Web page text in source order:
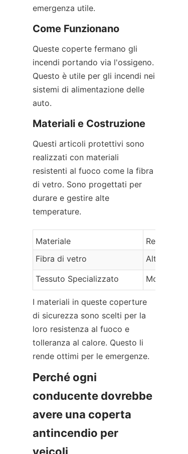
emergenza utile.
Come Funzionano
Queste coperte fermano gli
incendi portando via l'ossigeno.
Questo è utile per gli incendi nei
sistemi di alimentazione delle
auto.
Materiali e Costruzione
Questi articoli protettivi sono
realizzati con materiali
resistenti al fuoco come la fibra
di vetro. Sono progettati per
durare e gestire alte
temperature.
Materiale
Resistenza
Fibra di vetro
Alto
Tessuto Specializzato
Molto Alto
I materiali in queste coperture
di sicurezza sono scelti per la
loro resistenza al fuoco e
tolleranza al calore. Questo li
rende ottimi per le emergenze.
Perché ogni
conducente dovrebbe
avere una coperta
antincendio per